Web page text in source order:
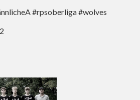
#rpsoberliga #wolves